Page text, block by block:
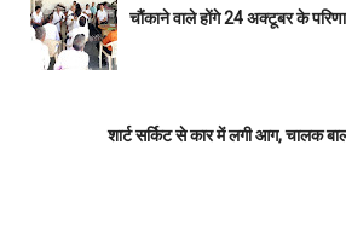
b
o
o
t
e
r
s
l
l
e
चौंकाने वाले होंगे 24 अक्टूबर के
शार्ट सर्किट से कार में लगी आग, चालक